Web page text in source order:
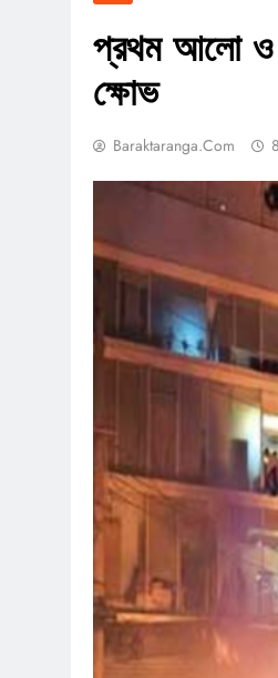
প্রথম আলো ও
ক্ষোভ
Baraktaranga.com